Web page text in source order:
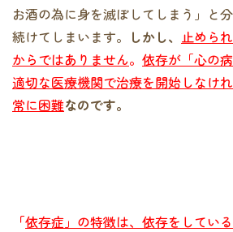
お酒の為に身を滅ぼしてしまう」と
続けてしまいます。 しかし、 止めら
からではありません。 依存が「心の
適切な医療機関で治療を開始しなけ
常に困難なのです。
「依存症」の特徴は、依存をしてい